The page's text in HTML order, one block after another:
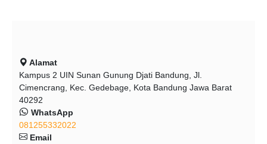
Alamat
Kampus 2 UIN Sunan Gunung Djati Bandung, Jl.
Cimencrang, Kec. Gedebage, Kota Bandung Jawa Barat
40292
WhatsApp
081255332022
Email